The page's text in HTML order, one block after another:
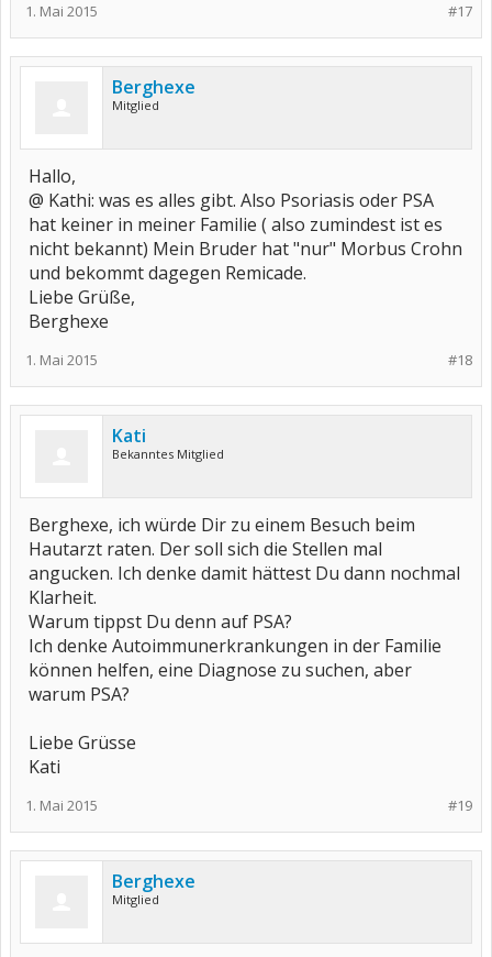
#17
1. Mai 2015
Berghexe
Mitglied
Hallo,
@ Kathi: was es alles gibt. Also Psoriasis oder PSA
hat keiner in meiner Familie ( also zumindest ist es
nicht bekannt) Mein Bruder hat "nur" Morbus Crohn
und bekommt dagegen Remicade.
Liebe Grüße,
Berghexe
#18
1. Mai 2015
Kati
Bekanntes Mitglied
Berghexe, ich würde Dir zu einem Besuch beim
Hautarzt raten. Der soll sich die Stellen mal
angucken. Ich denke damit hättest Du dann nochmal
Klarheit.
Warum tippst Du denn auf PSA?
Ich denke Autoimmunerkrankungen in der Familie
können helfen, eine Diagnose zu suchen, aber
warum PSA?
Liebe Grüsse
Kati
#19
1. Mai 2015
Berghexe
Mitglied